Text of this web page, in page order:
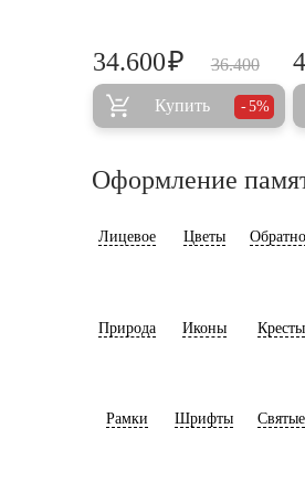
36.400
34.600₽
Купить 5%
Оформление
Лицевое Цветы
Природа Иконы Кресты
Рамки Шрифты Святые